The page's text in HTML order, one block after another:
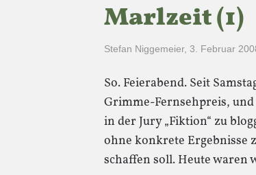
Marlzeit (1)
Stefan Niggemeier, 3. Februar
So. Feierabend. Seit
Grimme-Fernsehpreis,
in der Jury „Fiktion“ zu
ohne konkrete Ergebnisse
schaffen soll. Heute waren